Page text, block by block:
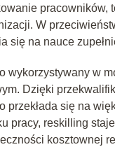
pracowników,
W
się na nauce
wykorzystywany w
Dzięki
przekłada się na
pracy, reskilling
kosztownej